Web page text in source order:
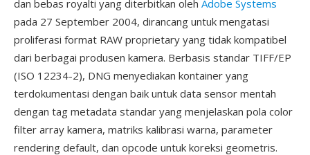
dan bebas royalti yang diterbitkan oleh Adobe Systems
pada 27 September 2004, dirancang untuk mengatasi
proliferasi format RAW proprietary yang tidak kompatibel
dari berbagai produsen kamera. Berbasis standar TIFF/EP
(ISO 12234-2), DNG menyediakan kontainer yang
terdokumentasi dengan baik untuk data sensor mentah
dengan tag metadata standar yang menjelaskan pola color
filter array kamera, matriks kalibrasi warna, parameter
rendering default, dan opcode untuk koreksi geometris.